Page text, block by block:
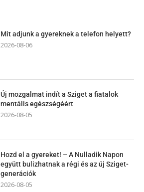
Mit adjunk a gyereknek a telefon helyett?
2026-08-06
Új mozgalmat indít a Sziget a fiatalok
mentális egészségéért
2026-08-05
Hozd el a gyereket! – A Nulladik Napon
együtt bulizhatnak a régi és az új Sziget-
generációk
2026-08-05